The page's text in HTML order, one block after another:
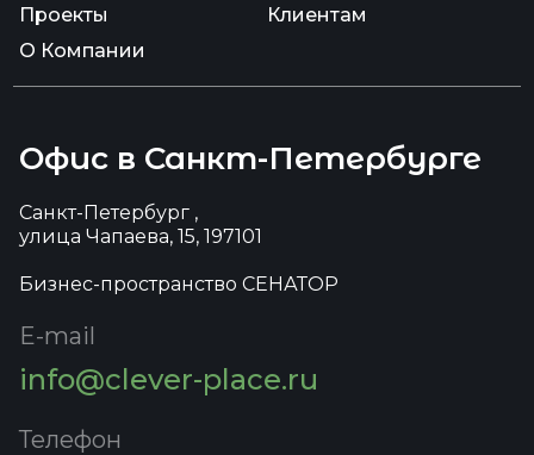
Проекты
Клиентам
О Компании
Офис в Санкт-Петербурге
Санкт-Петербург ,
улица Чапаева, 15, 197101
Бизнес-пространство СЕНАТОР
E-mail
info@clever-place.ru
Телефон